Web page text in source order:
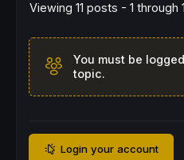
Viewing 11 posts - 1 through
You must be
topic.
Login your account